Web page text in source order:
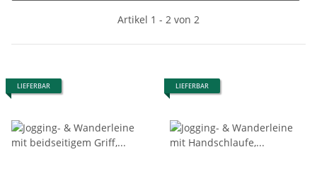
Artikel 1 - 2 von 2
LIEFERBAR LIEFERBAR